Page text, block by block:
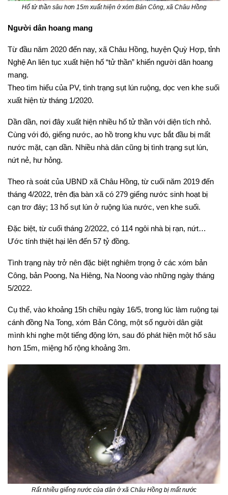
Hố tử thần sâu hơn 15m xuất hiện ở xóm Bản Công, xã Châu Hồng
Người dân hoang mang
Từ đầu năm 2020 đến nay, xã Châu Hồng, huyện Quỳ Hợp, tỉnh
Nghệ An liên tục xuất hiện hố “tử thần” khiến người dân hoang
mang.
Theo tìm hiểu của PV, tình trạng sụt lún ruộng, dọc ven khe suối
xuất hiện từ tháng 1/2020.
Dần dần, nơi đây xuất hiện nhiều hố tử thần với diện tích nhỏ.
Cùng với đó, giếng nước, ao hồ trong khu vực bắt đầu bị mất
nước mặt, cạn dần. Nhiều nhà dân cũng bị tình trạng sụt lún,
nứt nẻ, hư hỏng.
Theo rà soát của UBND xã Châu Hồng, từ cuối năm 2019 đến
tháng 4/2022, trên địa bàn xã có 279 giếng nước sinh hoạt bị
cạn trơ đáy; 13 hố sụt lún ở ruộng lúa nước, ven khe suối.
Đặc biệt, từ cuối tháng 2/2022, có 114 ngôi nhà bị rạn, nứt…
Ước tính thiệt hại lên đến 57 tỷ đồng.
Tình trạng này trở nên đặc biệt nghiêm trọng ở các xóm bản
Công, bản Poong, Na Hiêng, Na Noong vào những ngày tháng
5/2022.
Cụ thể, vào khoảng 15h chiều ngày 16/5, trong lúc làm ruộng tại
cánh đồng Na Tong, xóm Bản Công, một số người dân giật
mình khi nghe một tiếng động lớn, sau đó phát hiện một hố sâu
hơn 15m, miệng hố rộng khoảng 3m.
Rất nhiều giếng nước của dân ở xã Châu Hồng bị mất nước